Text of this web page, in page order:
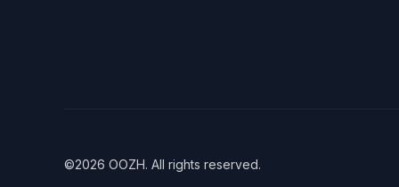
©2026 OOZH. All rights reserved.